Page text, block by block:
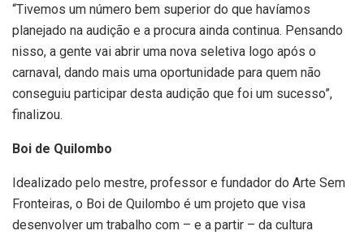
“Tivemos um número bem superior do que havíamos
planejado na audição e a procura ainda continua. Pensando
nisso, a gente vai abrir uma nova seletiva logo após o
carnaval, dando mais uma oportunidade para quem não
conseguiu participar desta audição que foi um sucesso”,
finalizou.
Boi de Quilombo
Idealizado pelo mestre, professor e fundador do Arte Sem
Fronteiras, o Boi de Quilombo é um projeto que visa
desenvolver um trabalho com – e a partir – da cultura